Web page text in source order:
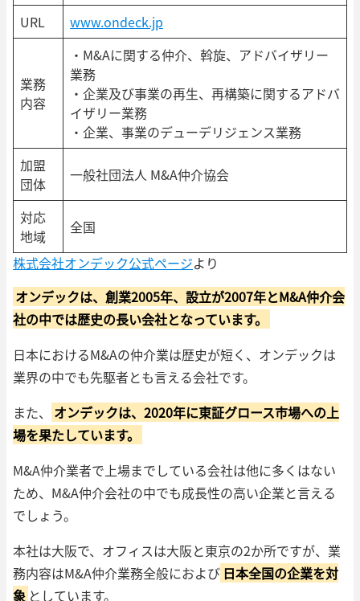
URL
www.ondeck.jp
業務
内容
・M&Aに関する仲介、斡旋、アドバイザリー
業務
・企業及び事業の再生、再構築に関するアドバ
イザリー業務
・企業、事業のデューデリジェンス業務
加盟
団体
一般社団法人 M&A仲介協会
対応
地域
全国
株式会社オンデック公式ページより
オンデックは、創業2005年、設立が2007年とM&A仲介会
社の中では歴史の長い会社となっています。
日本におけるM&Aの仲介業は歴史が短く、オンデックは
業界の中でも先駆者とも言える会社です。
また、
オンデックは、2020年に東証グロース市場への上
場を果たしています。
M&A仲介業者で上場までしている会社は他に多くはない
ため、M&A仲介会社の中でも成長性の高い企業と言える
でしょう。
本社は大阪で、オフィスは大阪と東京の2か所ですが、業
務内容はM&A仲介業務全般におよび 日本全国の企業を対
象 としています。